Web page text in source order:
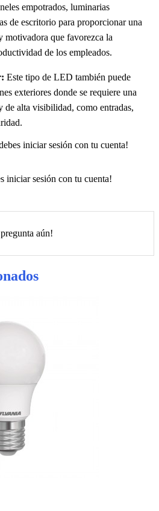
empotrados, luminarias
de escritorio para proporcionar una
que favorezca la
de los empleados.
Este tipo de LED también puede
exteriores donde se requiere una
alta visibilidad, como entradas,
iniciar sesión con tu cuenta!
iniciar sesión con tu cuenta!
aún!